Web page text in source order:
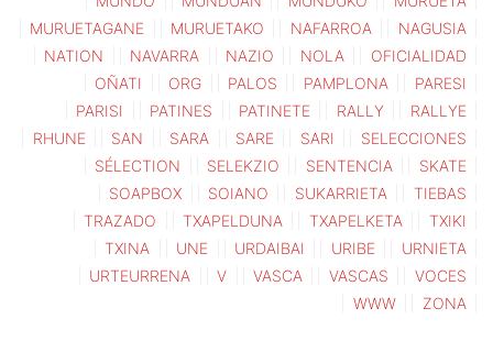
MURUETAGANE
MURUETAKO NAFARROA
NAGUSIA
NATION
NAVARRA NAZIO NOLA
OFICIALIDAD
OÑATI
ORG PALOS PAMPLONA
PARESI
PARISI
PATINES PATINETE RALLY
RALLYE
RHUNE
SAN SARA SARE SARI
SELECCIONES
SÉLECTION
SELEKZIO SENTENCIA
SKATE
SOAPBOX
SOIANO SUKARRIETA
TIEBAS
TRAZADO
TXAPELDUNA TXAPELKETA
TXIKI
TXINA
UNE URDAIBAI URIBE
URNIETA
URTEURRENA
V VASCA VASCAS
VOCES
WWW
ZONA